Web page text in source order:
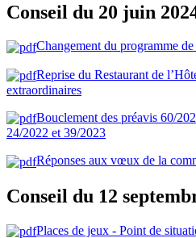
Conseil du 20 juin
Changement du programme
Reprise du Restaurant de
extraordinaires
Bouclement des préavis 60/
24/2022 et 39/2023
Réponses aux vœux de la
Conseil du 12
Places de jeux - Point de